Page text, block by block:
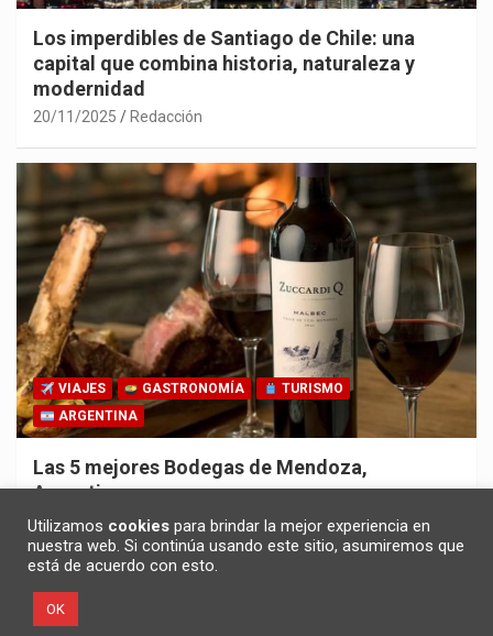
Los imperdibles de Santiago de Chile: una
capital que combina historia, naturaleza y
modernidad
20/11/2025 Redacción
VIAJES GASTRONOMÍA
TURISMO
ARGENTINA
Las 5 mejores Bodegas de Mendoza,
Argentina
30/10/2025 Redacción
Copyright ©2026
Utilizamos cookies para brindar la mejor experiencia en
nuestra web. Si continúa usando este sitio, asumiremos que
está de acuerdo con esto.
OK